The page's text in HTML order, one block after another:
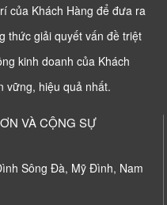
của Khách Hàng để đưa ra
thức giải quyết vấn đề triệt
kinh doanh của Khách
vững, hiệu quả nhất.
VÀ CỘNG SỰ
Sông Đà, Mỹ Đình, Nam